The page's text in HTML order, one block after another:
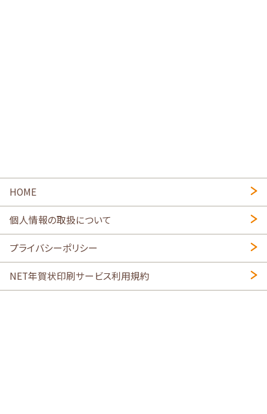
HOME
個人情報の取扱について
プライバシーポリシー
NET年賀状印刷サービス利用規約